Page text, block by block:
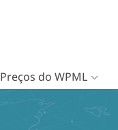
Preços do WPML